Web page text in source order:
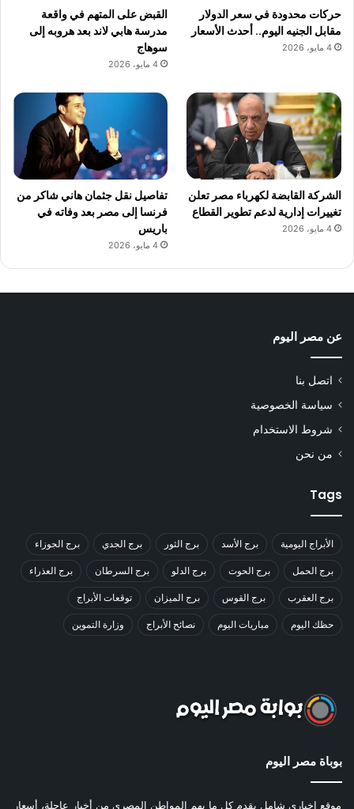
حركات محدودة في سعر الدولار
مقابل الجنيه اليوم.. أحدث الأسعار
4 مايو، 2026
القبض على المتهم في واقعة
مدرسة هابي لاند بعد هروبه إلى
سوهاج
4 مايو، 2026
الشركة القابضة لكهرباء مصر تعلن
تغييرات إدارية لدعم تطوير القطاع
4 مايو، 2026
تفاصيل نقل جثمان هاني شاكر من
فرنسا إلى مصر بعد وفاته في
باريس
4 مايو، 2026
عن مصر اليوم
اتصل بنا
سياسة الخصوصية
شروط الاستخدام
من نحن
Tags
الأبراج اليومية برج الأسد برج الثور برج الجدي برج الجوزاء
برج الحمل برج الحوت برج الدلو برج السرطان برج العذراء
برج العقرب برج القوس برج الميزان توقعات الأبراج
حظك اليوم مباريات اليوم نصائح الأبراج وزارة التموين
بوباة مصر اليوم
موقع إخباري شامل يقدم كل ما يهم المواطن المصري من أخبار عاجلة، أسعار